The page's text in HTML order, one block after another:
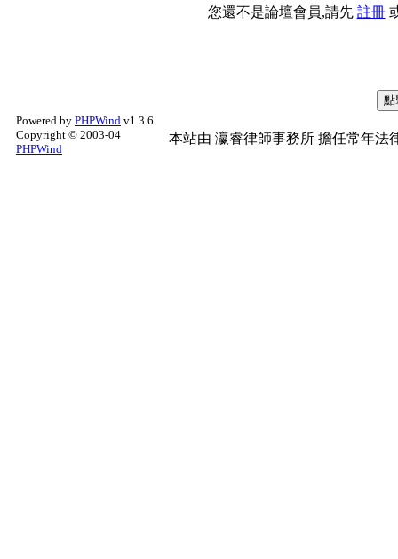
您還不是論壇會員,請先 註冊
Powered by PHPWind v1.3.6
Copyright © 2003-04
PHPWind
本站由 瀛睿律師事務所 擔任常年法